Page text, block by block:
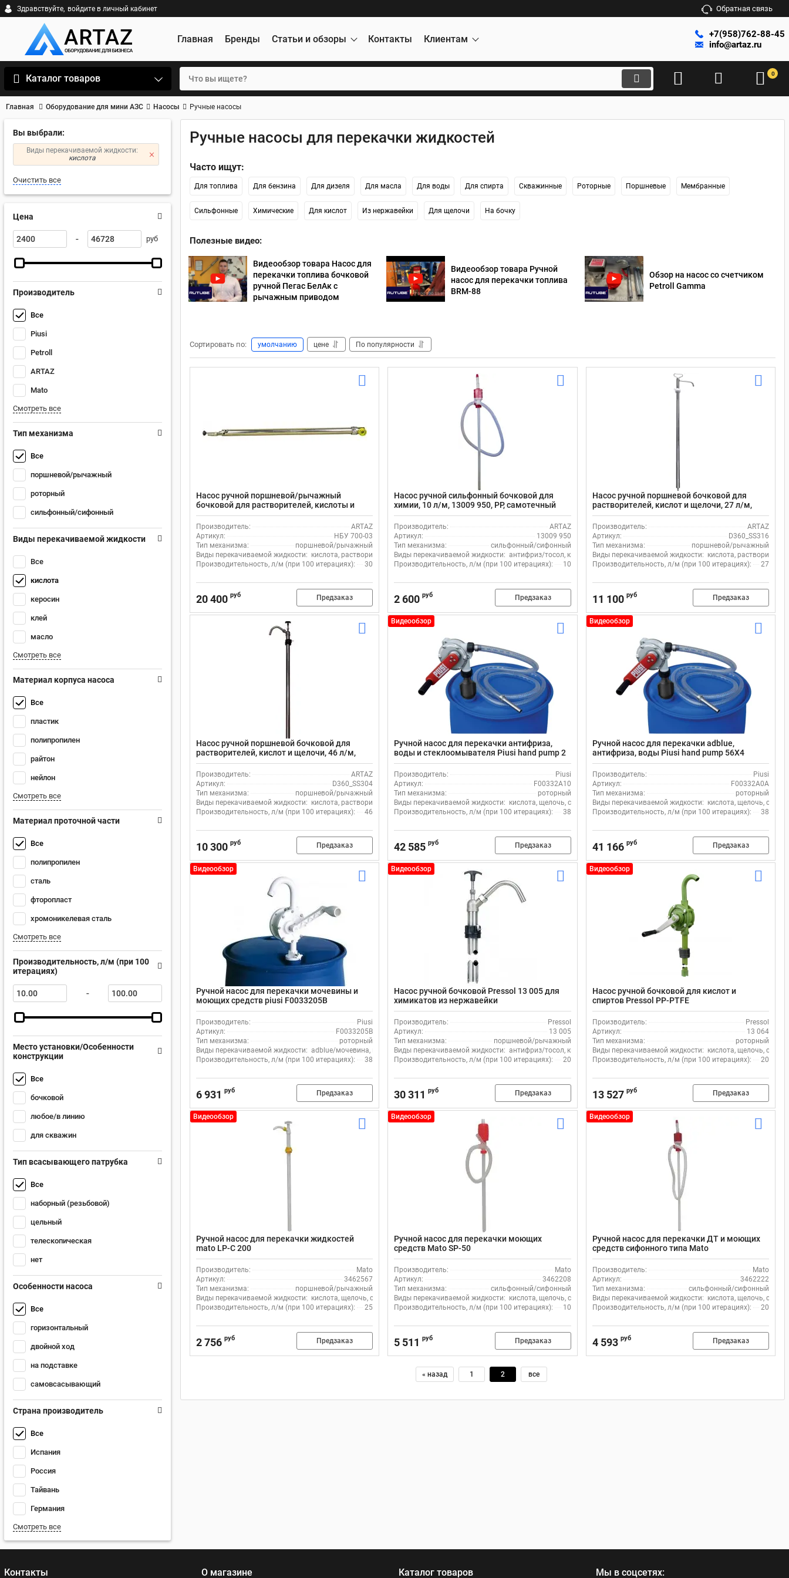
Здравствуйте, войдите в личный кабинет Обратная связь
Главная Бренды Статьи и обзоры Контакты Клиентам
+7(958)762-88-45
info@artaz.ru
Каталог товаров 0
Главная Оборудование для мини АЗС Насосы Ручные насосы
Вы выбрали:
Виды перекачиваемой жидкости:
кислота
Очистить все
Цена
- руб
Производитель
Все
Piusi
Petroll
ARTAZ
Mato
Смотреть все
Тип механизма
Все
поршневой/рычажный
роторный
сильфонный/сифонный
Виды перекачиваемой жидкости
Все
кислота
керосин
клей
масло
Смотреть все
Материал корпуса насоса
Все
пластик
полипропилен
райтон
нейлон
Смотреть все
Материал проточной части
Все
полипропилен
сталь
фторопласт
хромоникелевая сталь
Смотреть все
Производительность, л/м (при 100
итерациях)
-
Место установки/Особенности
конструкции
Все
бочковой
любое/в линию
для скважин
Тип всасывающего патрубка
Все
наборный (резьбовой)
цельный
телескопическая
нет
Особенности насоса
Все
горизонтальный
двойной ход
на подставке
самовсасывающий
Страна производитель
Все
Испания
Россия
Тайвань
Германия
Смотреть все
Ручные насосы для перекачки жидкостей
Часто ищут:
Для топлива Для бензина Для дизеля Для масла Для воды Для спирта Скважинные Роторные Поршневые Мембранные
Сильфонные Химические Для кислот Из нержавейки Для щелочи На бочку
Полезные видео:
Видеообзор товара Насос для
перекачки топлива бочковой
ручной Пегас БелАк с
рычажным приводом
Видеообзор товара Ручной
насос для перекачки топлива
BRM-88
Обзор на насос со счетчиком
Petroll Gamma
Сортировать по: умолчанию цене По популярности
Насос ручной поршневой/рычажный
бочковой для растворителей, кислоты и
щелочи 30 л/м НБУ 700-03 нержавеющая
сталь
Производитель:
ARTAZ
Артикул:
НБУ 700-03
Тип механизма:
поршневой/рычажный
Виды перекачиваемой жидкости: кислота, растворитель, щелочь
Производительность, л/м (при 100 итерациях):
30
20 400 руб Предзаказ
Насос ручной сильфонный бочковой для
химии, 10 л/м, 13009 950, РР, самотечный
Производитель:
ARTAZ
Артикул:
13009 950
Тип механизма:
сильфонный/сифонный
Виды перекачиваемой жидкости: антифриз/тосол, кислота, щелочь
Производительность, л/м (при 100 итерациях):
10
2 600 руб Предзаказ
Насос ручной поршневой бочковой для
растворителей, кислот и щелочи, 27 л/м,
D360_SS316, сталь AISI 316/витон/
фторопласт
Производитель:
ARTAZ
Артикул:
D360_SS316
Тип механизма:
поршневой/рычажный
Виды перекачиваемой жидкости: кислота,
Производительность, л/м (при 100 итерациях):
27
11 100 руб Предзаказ
Насос ручной поршневой бочковой для
растворителей, кислот и щелочи, 46 л/м,
D360_SS304, сталь AISI 304/витон/
фторопласт
Производитель:
ARTAZ
Артикул:
D360_SS304
Тип механизма:
поршневой/рычажный
Виды перекачиваемой жидкости: кислота, растворитель, щелочь
Производительность, л/м (при 100 итерациях):
46
10 300 руб Предзаказ
Видеообзор
Ручной насос для перекачки антифриза,
воды и стеклоомывателя Piusi hand pump 2
Buttress F00332A10
Производитель:
Piusi
Артикул:
F00332A10
Тип механизма:
роторный
Виды перекачиваемой жидкости: кислота, щелочь, спирт
Производительность, л/м (при 100 итерациях):
38
42 585 руб Предзаказ
Видеообзор
Ручной насос для перекачки adblue,
антифриза, воды Piusi hand pump 56X4
F00332A0A
Производитель:
Piusi
Артикул:
F00332A0A
Тип механизма:
роторный
Виды перекачиваемой жидкости: кислота, щелочь, спирт
Производительность, л/м (при 100 итерациях):
38
41 166 руб Предзаказ
Видеообзор
Ручной насос для перекачки мочевины и
моющих средств piusi F0033205B
Производитель:
Piusi
Артикул:
F0033205B
Тип механизма:
роторный
Виды перекачиваемой жидкости: adblue/мочевина, кислота, щелочь, спирт
Производительность, л/м (при 100 итерациях):
38
6 931 руб Предзаказ
Видеообзор
Насос ручной бочковой Pressol 13 005 для
химикатов из нержавейки
Производитель:
Pressol
Артикул:
13 005
Тип механизма:
поршневой/рычажный
Виды перекачиваемой жидкости: антифриз/тосол, кислота, щелочь, спирт, вода
Производительность, л/м (при 100 итерациях):
20
30 311 руб Предзаказ
Видеообзор
Насос ручной бочковой для кислот и
спиртов Pressol PP-PTFE
Производитель:
Pressol
Артикул:
13 064
Тип механизма:
роторный
Виды перекачиваемой жидкости: кислота, щелочь, спирт
Производительность, л/м (при 100 итерациях):
20
13 527 руб Предзаказ
Видеообзор
Ручной насос для перекачки жидкостей
mato LP-C 200
Производитель:
Mato
Артикул:
3462567
Тип механизма:
поршневой/рычажный
Виды перекачиваемой жидкости: кислота, щелочь, спирт
Производительность, л/м (при 100 итерациях):
25
2 756 руб Предзаказ
Видеообзор
Ручной насос для перекачки моющих
средств Mato SP-50
Производитель:
Mato
Артикул:
3462208
Тип механизма:
сильфонный/сифонный
Виды перекачиваемой жидкости: кислота, щелочь, спирт
Производительность, л/м (при 100 итерациях):
10
5 511 руб Предзаказ
Видеообзор
Ручной насос для перекачки ДТ и моющих
средств сифонного типа Mato
Производитель:
Mato
Артикул:
3462222
Тип механизма:
сильфонный/сифонный
Виды перекачиваемой жидкости: кислота, щелочь, спирт
Производительность, л/м (при 100 итерациях):
20
4 593 руб Предзаказ
« назад 1 2 все
Контакты О магазине Каталог товаров Мы в соцсетях: